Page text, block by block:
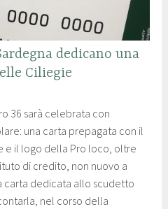
dedicano una
Ciliegie
36 sarà celebrata con
una carta prepagata con il
e il logo della Pro loco, oltre
di credito, non nuovo a
carta dedicata allo scudetto
nel corso della